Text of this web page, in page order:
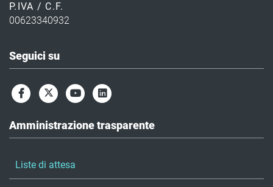
mediazione del contenzioso.
P.IVA / C.F.
00623340932
Seguici su
Amministrazione trasparente
Liste di attesa